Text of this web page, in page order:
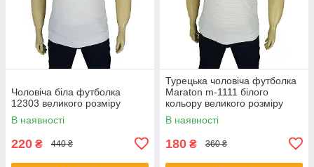
Чоловіча біла футболка
12303 великого розміру
В наявності
220 ₴ 440 ₴
Турецька чоловіча футболка
Maraton m-1111 білого
кольору великого розміру
В наявності
180 ₴ 360 ₴